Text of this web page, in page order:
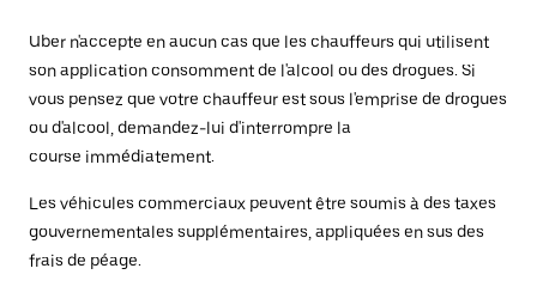
Uber n'accepte en aucun cas que les chauffeurs qui utilisent
son application consomment de l'alcool ou des drogues. Si
vous pensez que votre chauffeur est sous l'emprise de drogues
ou d'alcool, demandez-lui d'interrompre la
course immédiatement.
Les véhicules commerciaux peuvent être soumis à des taxes
gouvernementales supplémentaires, appliquées en sus des
frais de péage.